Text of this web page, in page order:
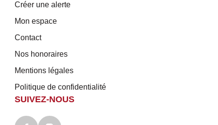
Créer une alerte
Mon espace
Contact
Nos honoraires
Mentions légales
Politique de confidentialité
SUIVEZ-NOUS